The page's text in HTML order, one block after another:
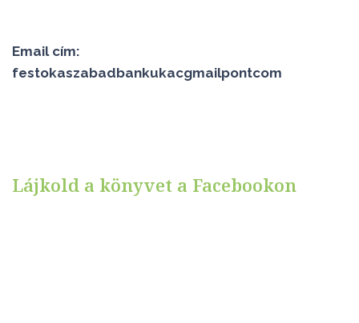
Email cím:
festokaszabadbankukacgmailpontcom
Lájkold a könyvet a Facebookon